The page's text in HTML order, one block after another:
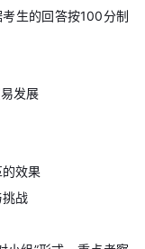
生的回答按100分制
发展
效果
战